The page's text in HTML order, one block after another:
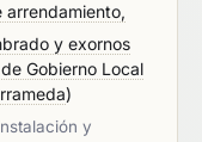
arrendamiento,
y exornos
Gobierno Local
)
y